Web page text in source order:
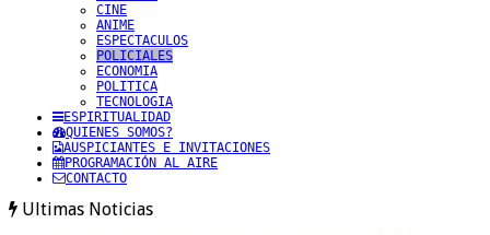
CINE
ANIME
ESPECTACULOS
POLICIALES
ECONOMIA
POLITICA
TECNOLOGIA
ESPIRITUALIDAD
QUIENES SOMOS?
AUSPICIANTES E INVITACIONES
PROGRAMACIÓN AL AIRE
CONTACTO
Ultimas Noticias